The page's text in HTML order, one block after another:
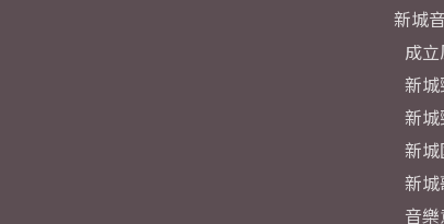
新城
成
新
新
新
新
音